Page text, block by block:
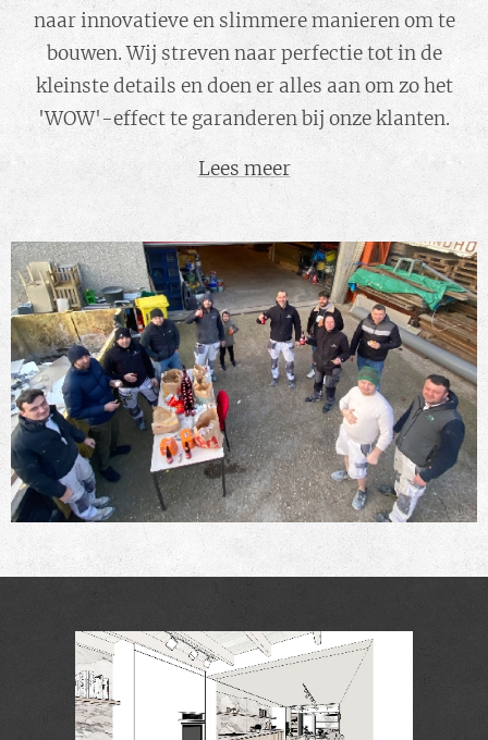
naar innovatieve en slimmere manieren om te
bouwen. Wij streven naar perfectie tot in de
kleinste details en doen er alles aan om zo het
'WOW'-effect te garanderen bij onze klanten.
Lees meer